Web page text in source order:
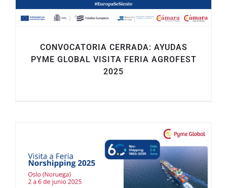
CONVOCATORIA CERRADA: AYUDAS
PYME GLOBAL VISITA FERIA AGROFEST
2025